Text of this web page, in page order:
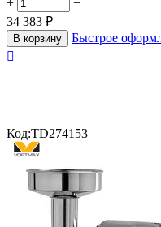
+
−
34 383 ₽
В корзину
Быстрое

Код:TD274153